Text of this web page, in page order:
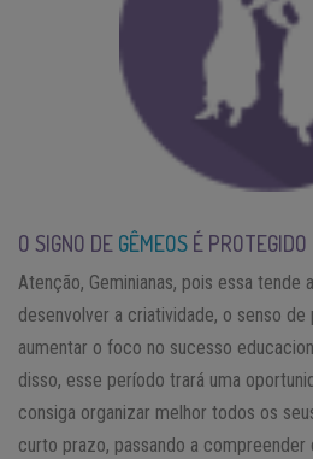
O SIGNO DE GÊMEOS É PROTEGIDO
Atenção, Geminianas, pois essa tende
desenvolver a criatividade, o senso
aumentar o foco no sucesso
disso, esse período trará uma
consiga organizar melhor todos os
curto prazo, passando a